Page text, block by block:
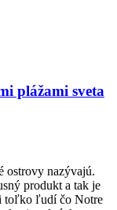
plážami sveta
ostrovy nazývajú.
produkt a tak je
toľko ľudí čo Notre